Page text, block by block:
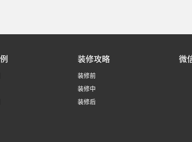
装修攻略
装修前
装修中
装修后
微